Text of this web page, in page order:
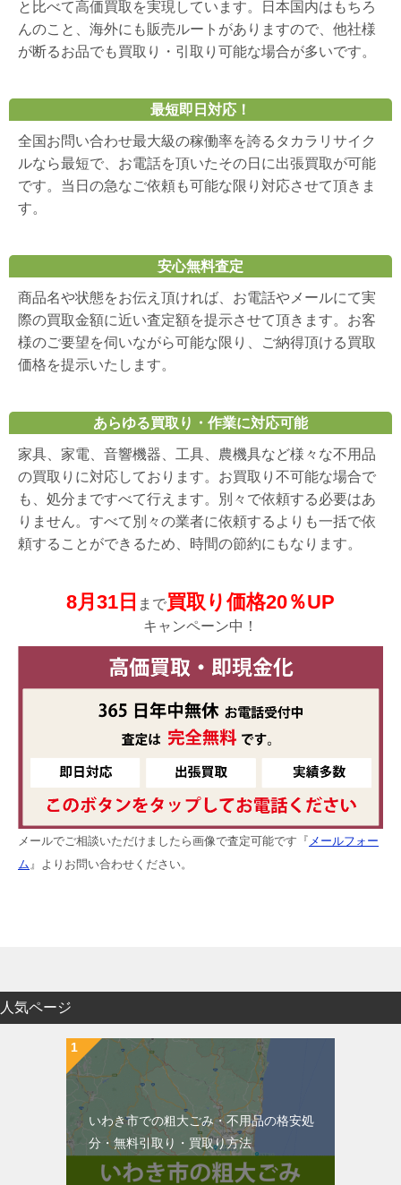
と比べて高価買取を実現しています。日本国内はもちろ
んのこと、海外にも販売ルートがありますので、他社様
が断るお品でも買取り・引取り可能な場合が多いです。
最短即日対応！
全国お問い合わせ最大級の稼働率を誇るタカラリサイク
ルなら最短で、お電話を頂いたその日に出張買取が可能
です。当日の急なご依頼も可能な限り対応させて頂きま
す。
安心無料査定
商品名や状態をお伝え頂ければ、お電話やメールにて実
際の買取金額に近い査定額を提示させて頂きます。お客
様のご要望を伺いながら可能な限り、ご納得頂ける買取
価格を提示いたします。
あらゆる買取り・作業に対応可能
家具、家電、音響機器、工具、農機具など様々な不用品
の買取りに対応しております。お買取り不可能な場合で
も、処分まですべて行えます。別々で依頼する必要はあ
りません。すべて別々の業者に依頼するよりも一括で依
頼することができるため、時間の節約にもなります。
8月31日 まで買取り価格20％UP
キャンペーン中！
メールでご相談いただけましたら画像で査定可能です『 メールフォー
ム 』よりお問い合わせください。
人気ページ
いわき市での粗大ごみ・不用品の格安処
分・無料引取り・買取り方法